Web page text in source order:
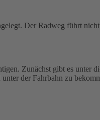
Der Radweg führt
Zunächst gibt es unter
der Fahrbahn zu